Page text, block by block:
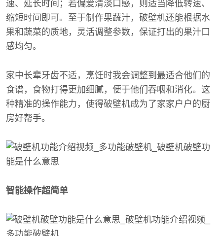
速、延长时间；若偏爱清淡口感，则适当降低转速、
缩短时间即可。至于制作果蔬汁，破壁机还能根据水
果和蔬菜的质地，灵活调整参数，保证打出的果汁口
感均匀。
家中长辈牙齿不适，烹饪时我会调整到最适合他们的
食谱，食物打得更加细腻，便于他们吞咽和消化。这
种精准的操作能力，使得破壁机成为了家家户户的厨
房好帮手。
智能操作超简单